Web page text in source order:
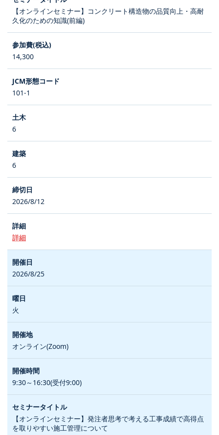
【オンラインセミナー】コンクリート構造物の品質向上・高耐
久化のための知識(前編)
14,300
101-1
6
6
2026/8/12
詳細
2026/8/25
火
オンライン(Zoom)
9:30～16:30(受付9:00)
【オンラインセミナー】発注者思考で考える工事成績で高得点
を取りやすい施工管理について